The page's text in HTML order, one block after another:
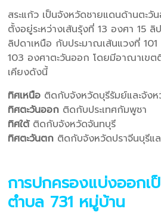
สระแก้ว เป็นจังหวัดชายแดนด้านตะวั
ตั้งอยู่ระหว่างเส้นรุ้งที่ 13 องศา 15
ลิปดาเหนือ กับประมาณเส้นแวงที่
103 องศาตะวันออก โดยมีอาณาเข
เคียงดังนี้
ทิศเหนือ ติดกับจังหวัดบุรีรัมย์และจังห
ทิศตะวันออก ติดกับประเทศกัมพูชา
ทิศใต้ติดกับจังหวัดจันทบุรี
ทิศตะวันตก ติดกับจังหวัดปราจีนบุรีแล
การปกครองแบ่งออกเ
ตำบล 731 หมู่บ้าน